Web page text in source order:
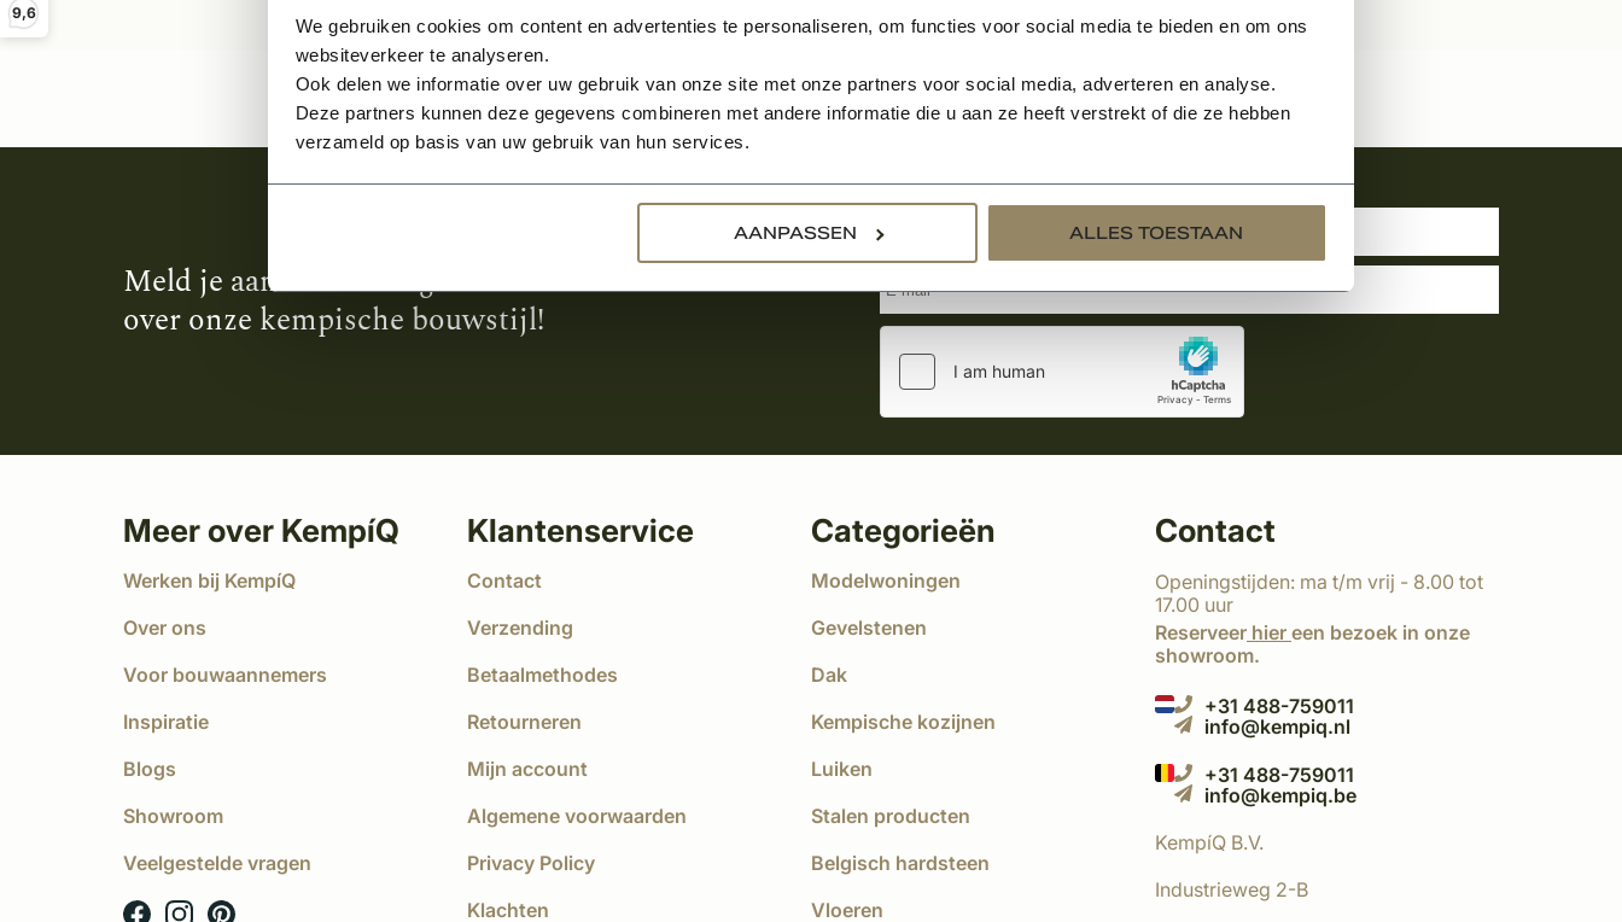
We gebruiken cookies om content en advertenties te personaliseren, om functies voor social media te bieden en om ons
websiteverkeer te analyseren.
Ook delen we informatie over uw gebruik van onze site met onze partners voor social media, adverteren en analyse.
Deze partners kunnen deze gegevens combineren met andere informatie die u aan ze heeft verstrekt of die ze hebben
verzameld op basis van uw gebruik van hun services.
AANPASSEN ALLES TOESTAAN
9,6
Meld je aan en ontvang het laatste nieuws
over onze kempische bouwstijl!
Aanmelden voor de nieuwsbrief
Meer over KempíQ
Werken bij KempíQ
Over ons
Voor bouwaannemers
Inspiratie
Blogs
Showroom
Veelgestelde vragen
Klantenservice
Contact
Verzending
Betaalmethodes
Retourneren
Mijn account
Algemene voorwaarden
Privacy Policy
Klachten
Categorieën
Modelwoningen
Gevelstenen
Dak
Kempische kozijnen
Luiken
Stalen producten
Belgisch hardsteen
Vloeren
Contact
Openingstijden: ma t/m vrij - 8.00 tot
17.00 uur
Reserveer hier een bezoek in onze
showroom.
+31 488-759011
info@kempiq.nl
+31 488-759011
info@kempiq.be
KempíQ B.V.
Industrieweg 2-B